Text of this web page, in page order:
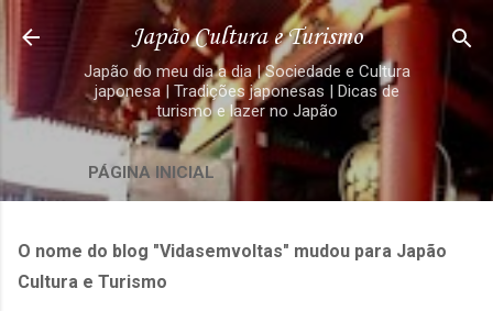
Pular para o conteúdo principal
Japão Cultura e Turismo
Japão do meu dia a dia | Sociedade e Cultura
japonesa | Tradições japonesas | Dicas de
turismo e lazer no Japão
PÁGINA INICIAL
O nome do blog "Vidasemvoltas" mudou para Japão
Cultura e Turismo